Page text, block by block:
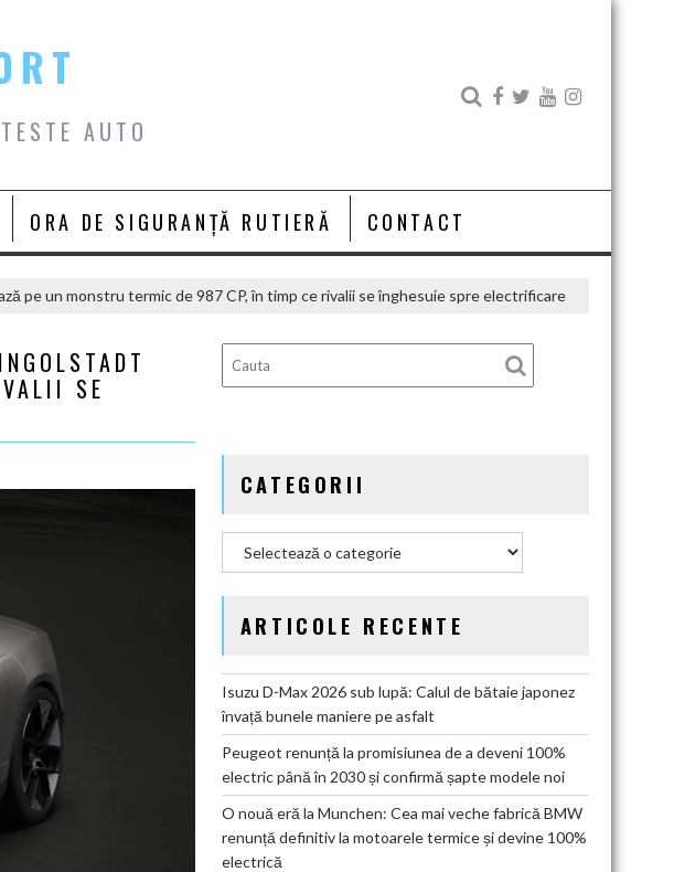
AUTO
ORA DE SIGURANȚĂ RUTIERĂ CONTACT
pe un monstru termic de 987 CP, în timp ce rivalii se înghesuie spre electrificare
SE
CATEGORII
ARTICOLE RECENTE
Isuzu D-Max 2026 sub lupă: Calul de bătaie japonez
învață bunele maniere pe asfalt
Peugeot renunță la promisiunea de a deveni 100%
electric până în 2030 și confirmă șapte modele noi
O nouă eră la Munchen: Cea mai veche fabrică BMW
renunță definitiv la motoarele termice și devine 100%
electrică